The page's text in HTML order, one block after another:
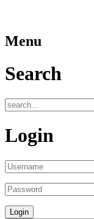
Menu
Search
Login